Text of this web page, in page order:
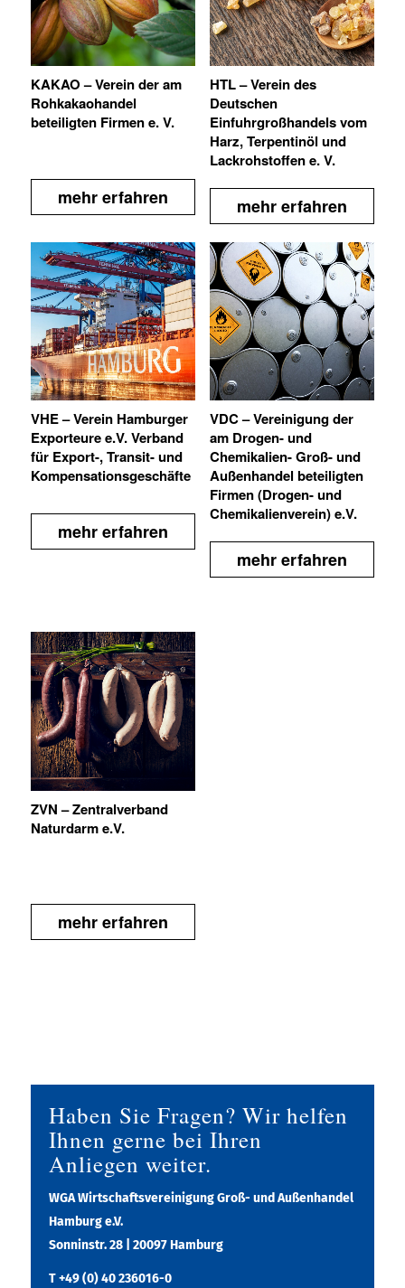
KAKAO – Verein der am
Rohkakaohandel
beteiligten Firmen e. V.
mehr erfahren
HTL – Verein des
Deutschen
Einfuhrgroßhandels vom
Harz, Terpentinöl und
Lackrohstoffen e. V.
mehr erfahren
VHE – Verein Hamburger
Exporteure e.V. Verband
für Export-, Transit- und
Kompensationsgeschäfte
mehr erfahren
VDC – Vereinigung der
am Drogen- und
Chemikalien- Groß- und
Außenhandel beteiligten
Firmen (Drogen- und
Chemikalienverein) e.V.
mehr erfahren
ZVN – Zentralverband
Naturdarm e.V.
mehr erfahren
Haben Sie Fragen? Wir helfen
Ihnen gerne bei Ihren
Anliegen weiter.
WGA Wirtschaftsvereinigung Groß- und Außenhandel
Hamburg e.V.
Sonninstr. 28 | 20097 Hamburg
T +49 (0) 40 236016-0